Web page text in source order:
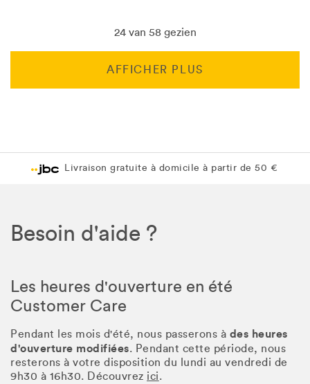
24 van 58 gezien
AFFICHER PLUS
Livraison gratuite en magasin JBC
Livraison gratuite en magasin JBC
Besoin d'aide ?
Les heures d'ouverture en été
Customer Care
Pendant les mois d'été, nous passerons à des heures
d'ouverture modifiées. Pendant cette période, nous
resterons à votre disposition du lundi au vendredi de
9h30 à 16h30. Découvrez ici.